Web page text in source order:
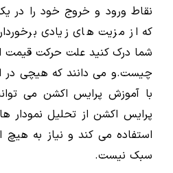
نقاط ورود و خروج خود را در
که از مزیت های زیادی
شما درک کنید علت حرکت قیمت
چیست.و می دانند که هیچی در
با آموزش پرایس اکشن می
پرایس اکشن از تحلیل نمودار
استفاده می کند و نیاز به هیچ
سبک نیست.